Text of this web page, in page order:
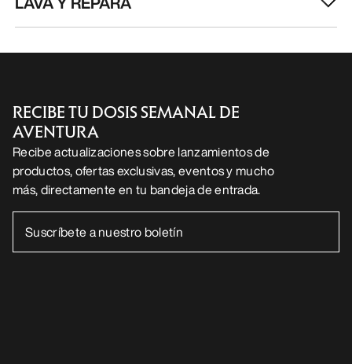
RECIBE TU DOSIS SEMANAL DE
AVENTURA
Recibe actualizaciones sobre lanzamientos de
productos, ofertas exclusivas, eventos y mucho
más, directamente en tu bandeja de entrada.